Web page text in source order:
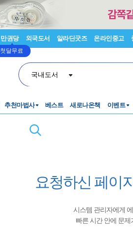
만권당
첫달무료
외국도서 알라딘굿즈 온라인중고
국내도서
추천마법사 베스트 새로나온책 이벤트
요청하신 페이
시스템 관리자에게
빠른 시간 안에 문